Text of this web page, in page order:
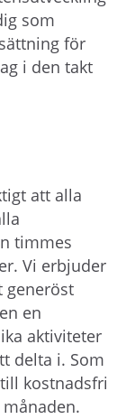
som
för
i den takt
att alla
timmes
Vi erbjuder
generöst
en
aktiviteter
delta i. Som
kostnadsfri